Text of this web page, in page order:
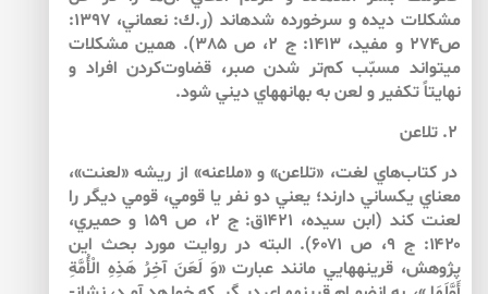
مشكلات ديده و سرخورده شده­اند (ر.ك: نعماني، 1397:
ص274 و مفيد، 1413: ج 2، ص 385). همين مشكلات
مي­تواند مسبّب كم‌تر شدن صبر، قضاوت‌كردن افراد و
نهايتاً تكفير و لعن به بهانه­هاي ديني شود.
۲. تلاعن
در كتاب‌هاي لغت، «تلاعن» و «ملاعنه» از ريشه «لعنت»،
معناي يكساني دارند؛ يعني دو نفر يا قومي، قومي ديگر را
لعنت كند (ابن سيده، ۱۴۲۱ق: ج ۲، ص ۱۵۹ و حميري،
۱۴۲۰: ج ۹، ص ۶۰۷۱). البته در روايت مورد بحث اين
پژوهش، قرينه­هايي مانند عبارت «وَ لَعَنَ آخِرُ هَذِهِ الْأُمَّةِ